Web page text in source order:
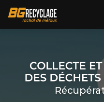
contenu
principal